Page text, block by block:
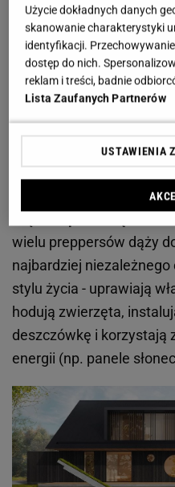
fot. BXB Studio
Ich przygotowania
gromadzenie zapasów
naukę umiejętności
swoich domów oraz
być gotowym na
lub dalszej przyszłości.
wielu preppersów dąży
najbardziej
stylu życia - uprawiają
hodują zwierzęta,
deszczówkę i korzystają
energii (np. panele
Użycie dokładnych danych
skanowanie charakterystyki
identyfikacji.
dostęp do nich.
reklam i treści, badnie
Lista Zaufanych Partnerów
USTAWIENIA